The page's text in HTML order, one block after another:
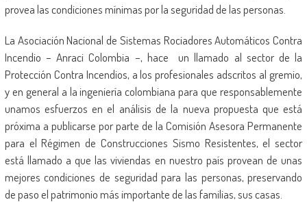
provea las condiciones mínimas por la seguridad de las personas.
La Asociación Nacional de Sistemas Rociadores Automáticos Contra
Incendio – Anraci Colombia –, hace un llamado al sector de la
Protección Contra Incendios, a los profesionales adscritos al gremio,
y en general a la ingeniería colombiana para que responsablemente
unamos esfuerzos en el análisis de la nueva propuesta que está
próxima a publicarse por parte de la Comisión Asesora Permanente
para el Régimen de Construcciones Sismo Resistentes, el sector
está llamado a que las viviendas en nuestro país provean de unas
mejores condiciones de seguridad para las personas, preservando
de paso el patrimonio más importante de las familias, sus casas.